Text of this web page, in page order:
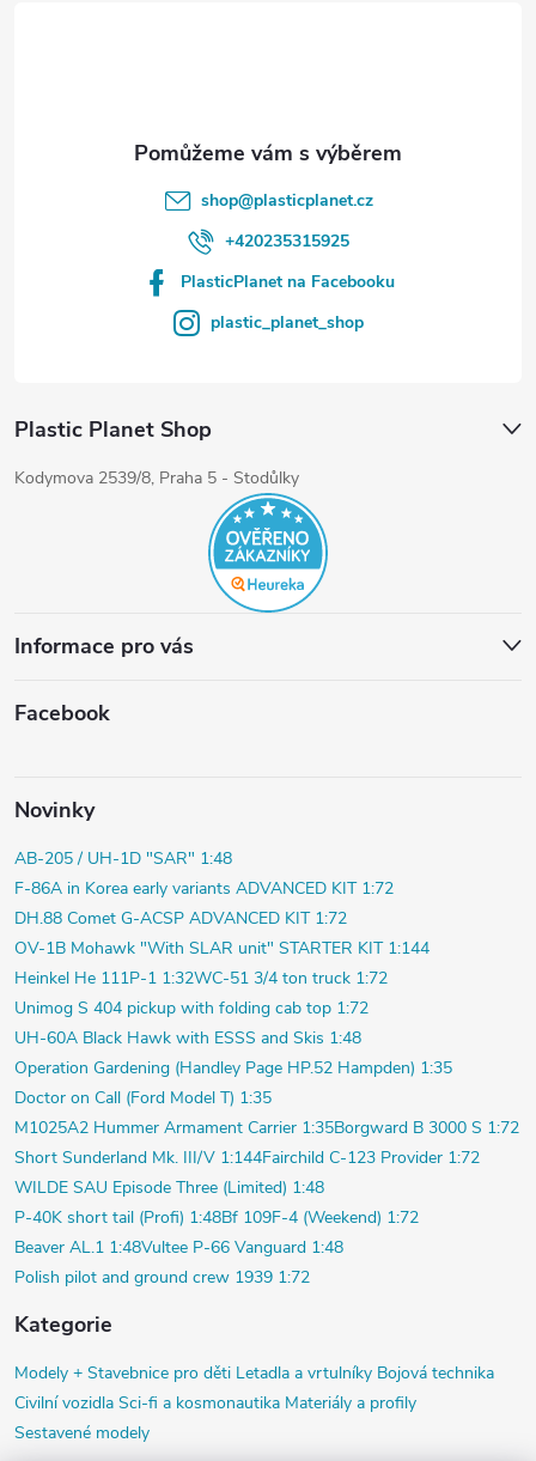
shop@plasticplanet.cz
+420235315925
PlasticPlanet na Facebooku
plastic_planet_shop
Plastic Planet Shop
Kodymova 2539/8, Praha 5 - Stodůlky
Informace pro vás
Facebook
Novinky
AB-205 / UH-1D "SAR" 1:48
F-86A in Korea early variants ADVANCED KIT 1:72
DH.88 Comet G-ACSP ADVANCED KIT 1:72
OV-1B Mohawk "With SLAR unit" STARTER KIT 1:144
Heinkel He 111P-1 1:32WC-51 3/4 ton truck 1:72
Unimog S 404 pickup with folding cab top 1:72
UH-60A Black Hawk with ESSS and Skis 1:48
Operation Gardening (Handley Page HP.52 Hampden) 1:35
Doctor on Call (Ford Model T) 1:35
M1025A2 Hummer Armament Carrier 1:35Borgward B 3000 S 1:72
Short Sunderland Mk. III/V 1:144Fairchild C-123 Provider 1:72
WILDE SAU Episode Three (Limited) 1:48
P-40K short tail (Profi) 1:48Bf 109F-4 (Weekend) 1:72
Beaver AL.1 1:48Vultee P-66 Vanguard 1:48
Polish pilot and ground crew 1939 1:72
Kategorie
Modely + Stavebnice pro děti Letadla a vrtulníky Bojová technika
Civilní vozidla Sci-fi a kosmonautika Materiály a profily
Sestavené modely